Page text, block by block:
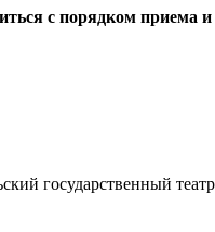
с порядком
государственный